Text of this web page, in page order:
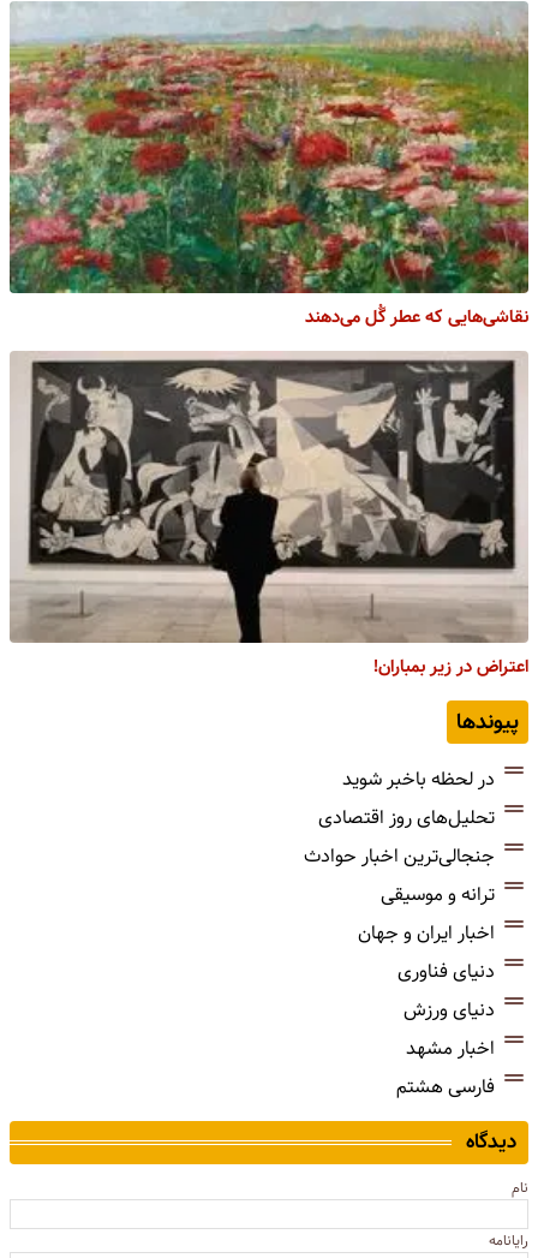
نقاشی‌هایی که عطر گُل می‌دهند
اعتراض در زیر بمباران!
پیوندها
در لحظه باخبر شوید
تحلیل‌های روز اقتصادی
جنجالی‌ترین اخبار حوادث
ترانه و موسیقی
اخبار ایران و جهان
دنیای فناوری
دنیای ورزش
اخبار مشهد
فارسی هشتم
دیدگاه
نام
رایانامه